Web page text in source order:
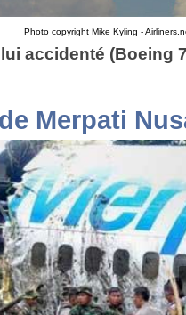
Photo copyright Mike Kyling -
accidenté (Boeing
Merpati